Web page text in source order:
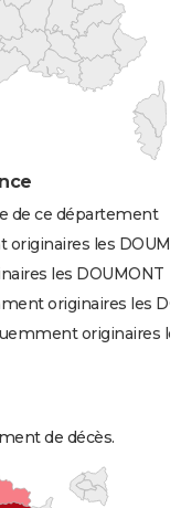
de ce département
les
les DOUMONT
originaires les
originaires
de décès.